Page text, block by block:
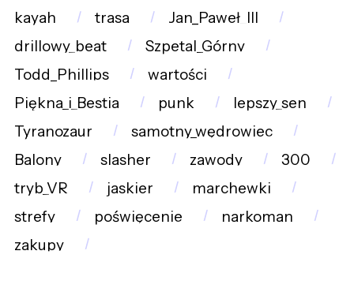
kayah
trasa
Jan_Paweł_III
drillowy_beat
Szpetal_Górny
Todd_Phillips
wartości
Piękna_i_Bestia
punk
lepszy_sen
Tyranozaur
samotny_wędrowiec
Balony
slasher zawody
300
tryb_VR
jaskier
marchewki
strefy
poświęcenie
narkoman
zakupy